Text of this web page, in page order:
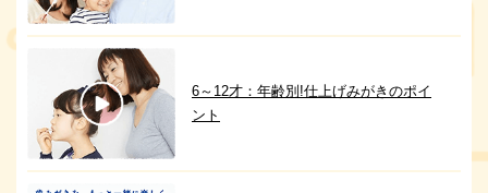
6～12才：年齢別!仕上げみがきのポイ
ント